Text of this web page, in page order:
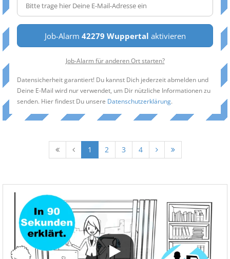
Job-Alarm 42279 Wuppertal aktivieren
Job-Alarm für anderen Ort starten?
Datensicherheit garantiert! Du kannst Dich jederzeit abmelden und
Deine E-Mail wird nur verwendet, um Dir nützliche Informationen zu
senden. Hier findest Du unsere Datenschutzerklärung.
1 2 3 4